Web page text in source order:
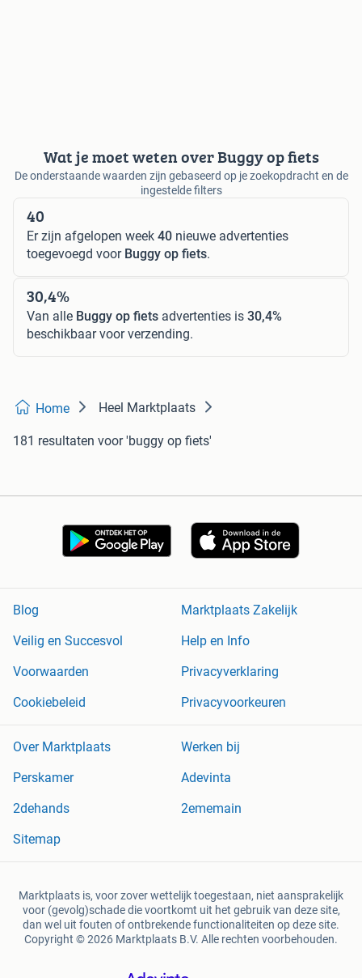
Wat je moet weten over Buggy op fiets
De onderstaande waarden zijn gebaseerd op je zoekopdracht en de
ingestelde filters
40
Er zijn afgelopen week 40 nieuwe advertenties
toegevoegd voor Buggy op fiets.
30,4%
Van alle Buggy op fiets advertenties is 30,4%
beschikbaar voor verzending.
Home Heel Marktplaats
181 resultaten voor 'buggy op fiets'
Blog
Marktplaats Zakelijk
Veilig en Succesvol
Help en Info
Voorwaarden
Privacyverklaring
Cookiebeleid
Privacyvoorkeuren
Over Marktplaats
Werken bij
Perskamer
Adevinta
2dehands
2ememain
Sitemap
Marktplaats is, voor zover wettelijk toegestaan, niet aansprakelijk
voor (gevolg)schade die voortkomt uit het gebruik van deze site,
dan wel uit fouten of ontbrekende functionaliteiten op deze site.
Copyright © 2026 Marktplaats B.V. Alle rechten voorbehouden.